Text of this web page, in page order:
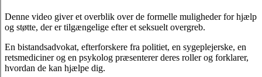
Denne video giver et overblik over de formelle muligheder for hjælp
og støtte, der er tilgængelige efter et seksuelt overgreb.
En bistandsadvokat, efterforskere fra politiet, en sygeplejerske, en
retsmediciner og en psykolog præsenterer deres roller og forklarer,
hvordan de kan hjælpe dig.